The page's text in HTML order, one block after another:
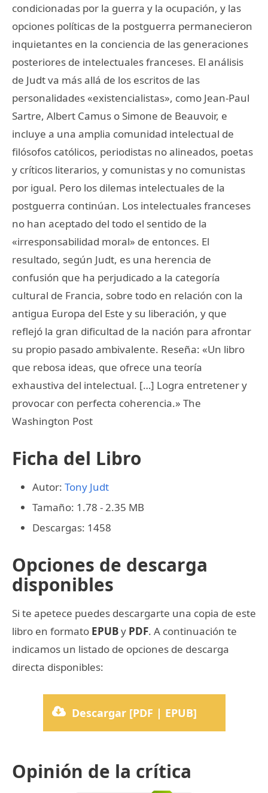
condicionadas por la guerra y la ocupación, y las
opciones políticas de la postguerra permanecieron
inquietantes en la conciencia de las generaciones
posteriores de intelectuales franceses. El análisis
de Judt va más allá de los escritos de las
personalidades «existencialistas», como Jean-Paul
Sartre, Albert Camus o Simone de Beauvoir, e
incluye a una amplia comunidad intelectual de
filósofos católicos, periodistas no alineados, poetas
y críticos literarios, y comunistas y no comunistas
por igual. Pero los dilemas intelectuales de la
postguerra continúan. Los intelectuales franceses
no han aceptado del todo el sentido de la
«irresponsabilidad moral» de entonces. El
resultado, según Judt, es una herencia de
confusión que ha perjudicado a la categoría
cultural de Francia, sobre todo en relación con la
antigua Europa del Este y su liberación, y que
reflejó la gran dificultad de la nación para afrontar
su propio pasado ambivalente. Reseña: «Un libro
que rebosa ideas, que ofrece una teoría
exhaustiva del intelectual. […] Logra entretener y
provocar con perfecta coherencia.» The
Washington Post
Ficha del Libro
Autor: Tony Judt
Tamaño: 1.78 - 2.35 MB
Descargas: 1458
Opciones de descarga
disponibles
Si te apetece puedes descargarte una copia de este
libro en formato EPUBy PDF. A continuación te
indicamos un listado de opciones de descarga
directa disponibles:
Descargar [PDF | EPUB]
Opinión de la crítica